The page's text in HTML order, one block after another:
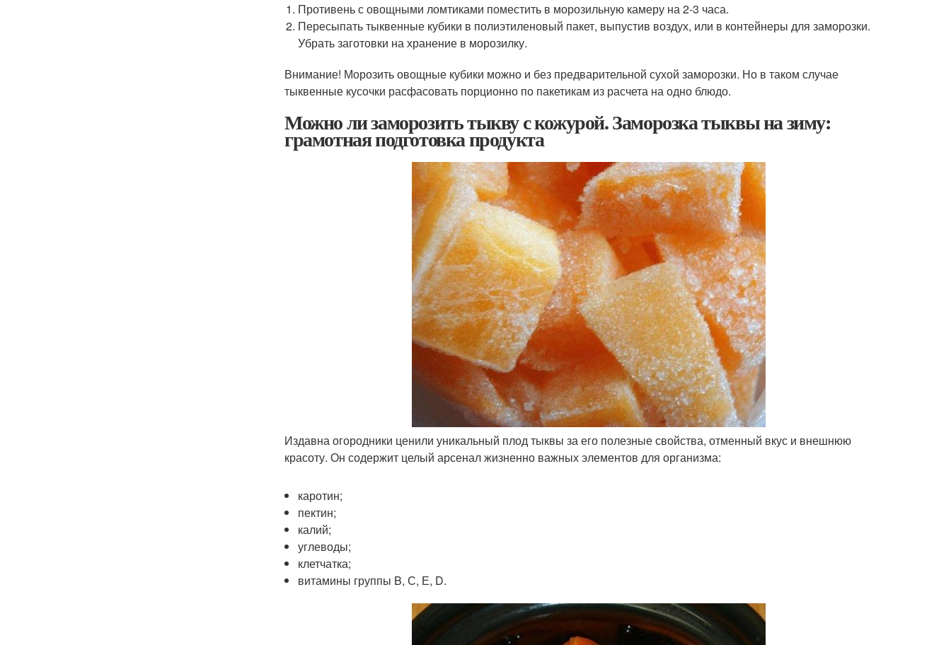
Противень с овощными ломтиками поместить в морозильную камеру на 2-3 часа.
Пересыпать тыквенные кубики в полиэтиленовый пакет, выпустив воздух, или в контейнеры для заморозки.
Убрать заготовки на хранение в морозилку.
Внимание! Морозить овощные кубики можно и без предварительной сухой заморозки. Но в таком случае
тыквенные кусочки расфасовать порционно по пакетикам из расчета на одно блюдо.
Можно ли заморозить тыкву с кожурой. Заморозка тыквы на зиму:
грамотная подготовка продукта
Издавна огородники ценили уникальный плод тыквы за его полезные свойства, отменный вкус и внешнюю
красоту. Он содержит целый арсенал жизненно важных элементов для организма:
каротин;
пектин;
калий;
углеводы;
клетчатка;
витамины группы B, С, Е, D.